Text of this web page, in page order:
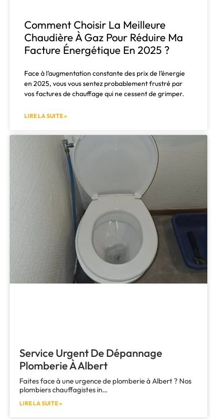
Comment Choisir La Meilleure
Chaudière À Gaz Pour Réduire Ma
Facture Énergétique En 2025 ?
Face à l’augmentation constante des prix de l’énergie
en 2025, vous vous sentez probablement frustré par
vos factures de chauffage qui ne cessent de grimper.
LIRE LA SUITE »
Service Urgent De Dépannage
Plomberie À Albert
Faites face à une urgence de plomberie à Albert ? Nos
plombiers chauffagistes in…
LIRE LA SUITE »